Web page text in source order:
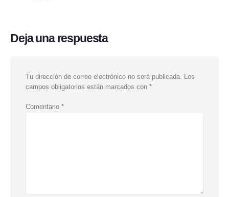
Deja una respuesta
Tu dirección de correo electrónico no será publicada. Los
campos obligatorios están marcados con *
Comentario *